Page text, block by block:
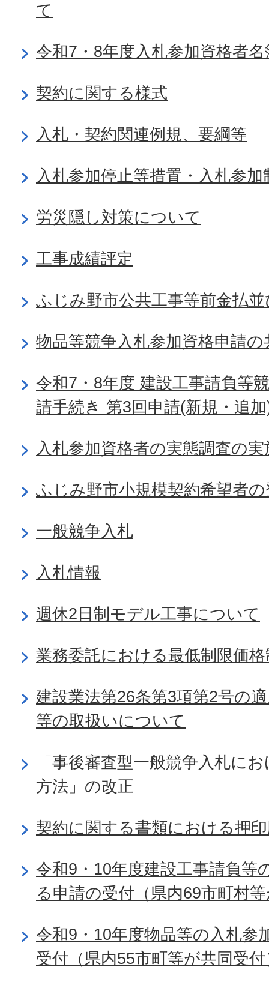
て
令和7・8年度入札参加資格者名
契約に関する様式
入札・契約関連例規、要綱等
入札参加停止等措置・入札参
労災隠し対策について
工事成績評定
ふじみ野市公共工事等前金払
物品等競争入札参加資格申請
令和7・8年度 建設工事請負等
請手続き 第3回申請(新規・追
入札参加資格者の実態調査の実
ふじみ野市小規模契約希望者
一般競争入札
入札情報
週休2日制モデル工事について
業務委託における最低制限価
建設業法第26条第3項第2号の
等の取扱いについて
「事後審査型一般競争入札に
方法」の改正
契約に関する書類における押
令和9・10年度建設工事請負等
る申請の受付（県内69市町村
令和9・10年度物品等の入札参
受付（県内55市町等が共同受付